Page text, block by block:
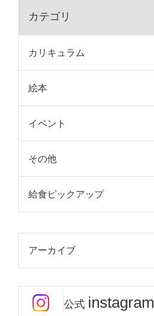
カテゴリ
カリキュラム
絵本
イベント
その他
給食ピックアップ
アーカイブ
公式 instagram